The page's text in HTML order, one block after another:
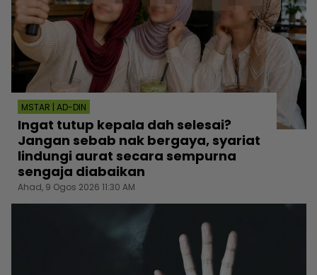
MSTAR | AD-DIN
Ingat tutup kepala dah selesai?
Jangan sebab nak bergaya, syariat
lindungi aurat secara sempurna
sengaja diabaikan
Ahad, 9 Ogos 2026 11:30 AM